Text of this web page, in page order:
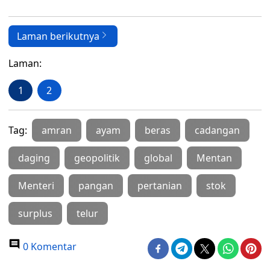
Laman berikutnya
Laman:
1 2
Tag: amran ayam beras cadangan
daging geopolitik global Mentan
Menteri pangan pertanian stok
surplus telur
0 Komentar